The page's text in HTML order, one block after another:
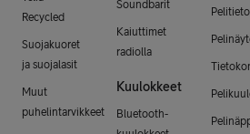
Recycled
Suojakuoret
ja suojalasit
Muut
puhelintarvikkeet
Soundbarit
Kaiuttimet
radiolla
Kuulokkeet
Bluetooth-